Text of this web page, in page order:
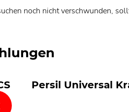
noch nicht verschwunden,
Persil Universal